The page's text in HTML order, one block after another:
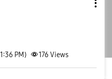
PM) 176 Views